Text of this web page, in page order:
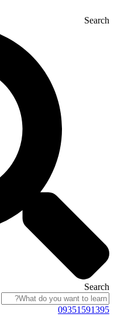
Search
Search
09351591395